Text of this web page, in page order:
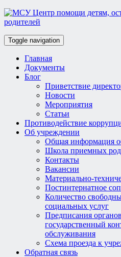
Toggle navigation
Главная
Документы
Блог
Приветствие
Новости
Мероприятия
Статьи
Противодействие
Об учреждении
Общая информация
Школа приемных
Контакты
Вакансии
Материально-
Постинтернатное
Количество
социальных услуг
Предписания
государственный
обслуживания
Схема проезда к
Обратная связь